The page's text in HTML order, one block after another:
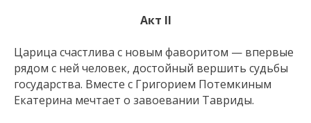
Акт II
Царица счастлива с новым фаворитом — впервые
рядом с ней человек, достойный вершить судьбы
государства. Вместе с Григорием Потемкиным
Екатерина мечтает о завоевании Тавриды.